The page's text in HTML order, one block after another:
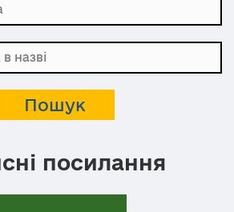
посилання